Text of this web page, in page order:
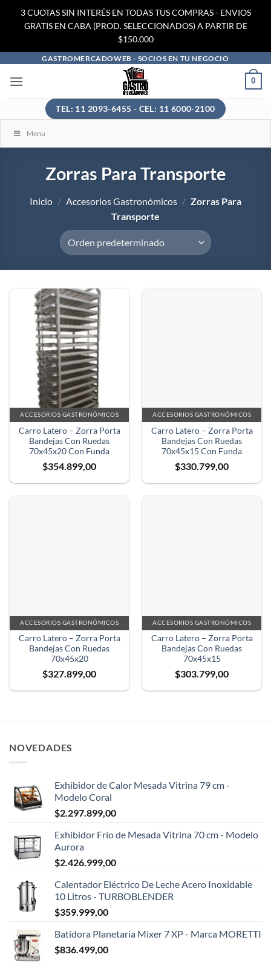
3 CUOTAS SIN INTERÉS EN TODAS TUS COMPRAS - ENVIOS
GRATIS EN CABA (PROD. SELECCIONADOS) A PARTIR DE
$150.000
contenido
GASTROMERCADOWEB - SOCIOS EN TU NEGOCIO
0
TEL: 11 2093-6455 - CEL: 11 6000-2100
Menu
Zorras Para Transporte
Inicio / Accesorios Gastronómicos / Zorras Para
Transporte
ACCESORIOS GASTRONÓMICOS
Carro Latero – Zorra Porta
Bandejas Con Ruedas
70x45x20 Con Funda
$354.899,00
ACCESORIOS GASTRONÓMICOS
Carro Latero – Zorra Porta
Bandejas Con Ruedas
70x45x15 Con Funda
$330.799,00
ACCESORIOS GASTRONÓMICOS
Carro Latero – Zorra Porta
Bandejas Con Ruedas
70x45x20
$327.899,00
ACCESORIOS GASTRONÓMICOS
Carro Latero – Zorra Porta
Bandejas Con Ruedas
70x45x15
$303.799,00
NOVEDADES
Exhibidor de Calor Mesada Vitrina 79 cm -
Modelo Coral
$2.297.899,00
Exhibidor Frío de Mesada Vitrina 70 cm - Modelo
Aurora
$2.426.999,00
Calentador Eléctrico De Leche Acero Inoxidable
10 Litros - TURBOBLENDER
$359.999,00
Batidora Planetaria Mixer 7 XP - Marca MORETTI
$836.499,00